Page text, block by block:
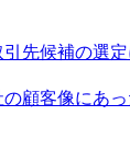
先候補の選
顧客像にあ